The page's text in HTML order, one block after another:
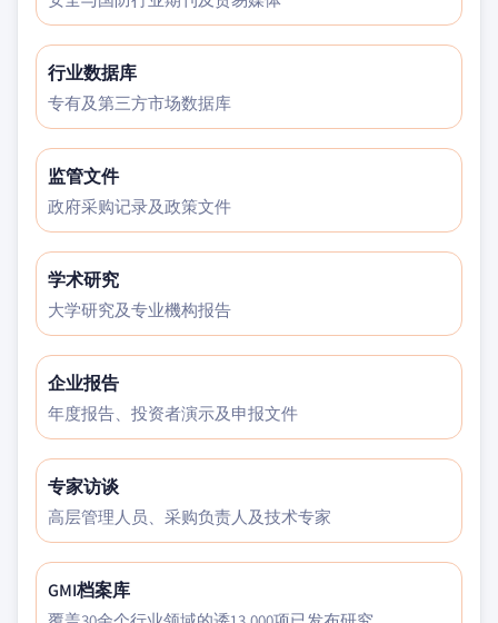
行业数据库
专有及第三方市场数据库
监管文件
政府采购记录及政策文件
学术研究
大学研究及专业機构报告
企业报告
年度报告、投资者演示及申报文件
专家访谈
高层管理人员、采购负责人及技术专家
GMI档案库